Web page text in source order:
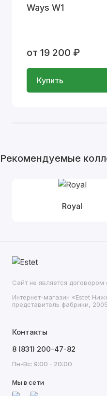
Ways W1
от 19 200 ₽
Купить
Рекомендуемые
Royal
Сайт не является договором
Интернет-магазин «Estet
представитель фабрики,
Контакты
8 (831) 200-47-82
Пн-Вс: 9:00 - 20:00
Мы в сети